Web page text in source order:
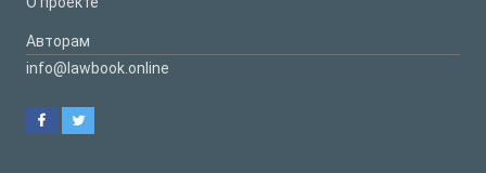
Авторам
info@lawbook.online